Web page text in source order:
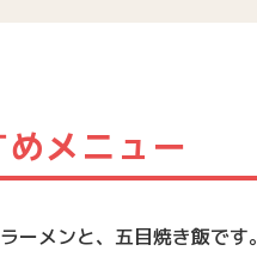
メニュー
ーメンと、五目焼き飯です。